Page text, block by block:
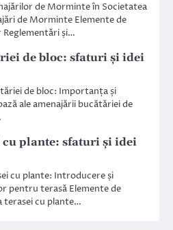
de Morminte în Societatea
de Morminte Elemente de
și…
de bloc: sfaturi și idei
de bloc: Importanța și
ale amenajării bucătăriei de
cu plante: sfaturi și idei
cu plante: Introducere și
pentru terasă Elemente de
terasei cu plante…